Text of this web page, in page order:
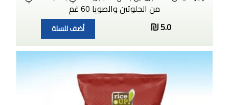
من الجلوتين والصويا 60 غم
5.0
أضف للسلة